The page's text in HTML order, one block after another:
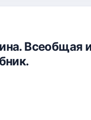
Всеобщая